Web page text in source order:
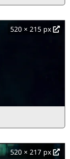
520 × 215 px
520 × 217 px